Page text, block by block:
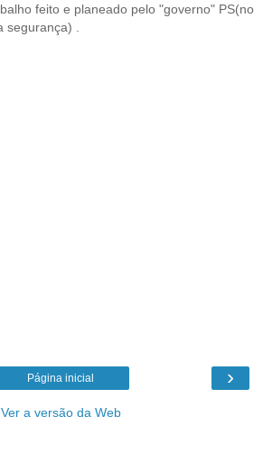
feito e planeado pelo "governo" PS(no
.
›
Página inicial
Ver a versão da Web